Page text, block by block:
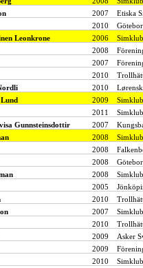
2007
Etiska
2010
Leonkrone 2006
2008
2007
2010
2010
2009
2011
Gunnsteinsdottir 2007
2008
2008
2008
2008
2005
2010
2007
2010
2009
Asker
2009
2010